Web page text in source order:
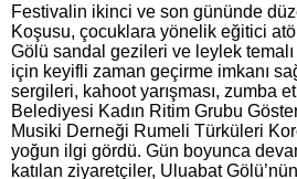
Festivalin ikinci ve son gününde
Koşusu, çocuklara yönelik eğitici
Gölü sandal gezileri ve leylek
için keyifli zaman geçirme imkanı
sergileri, kahoot yarışması, zumba
Belediyesi Kadın Ritim Grubu
Musiki Derneği Rumeli Türküleri
yoğun ilgi gördü. Gün boyunca
katılan ziyaretçiler, Uluabat